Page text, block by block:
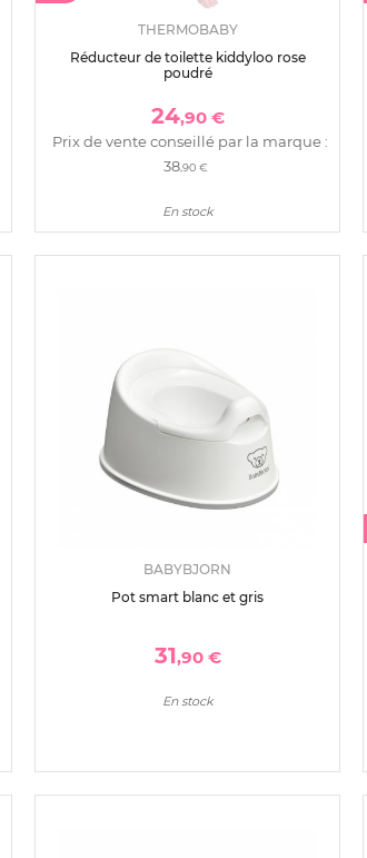
THERMOBABY
Réducteur de toilette kiddyloo rose
poudré
24,90 €
Prix de vente conseillé par la marque :
38,90 €
En stock
BABYBJORN
Pot smart blanc et gris
31,90 €
En stock